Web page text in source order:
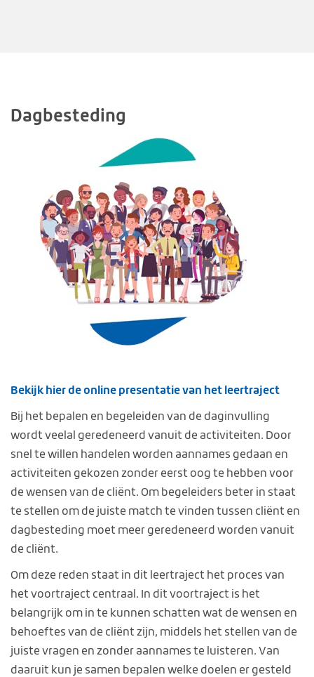
Dagbesteding
Bekijk hier de online presentatie van het leertraject
Bij het bepalen en begeleiden van de daginvulling
wordt veelal geredeneerd vanuit de activiteiten. Door
snel te willen handelen worden aannames gedaan en
activiteiten gekozen zonder eerst oog te hebben voor
de wensen van de cliënt. Om begeleiders beter in staat
te stellen om de juiste match te vinden tussen cliënt en
dagbesteding moet meer geredeneerd worden vanuit
de cliënt.
Om deze reden staat in dit leertraject het proces van
het voortraject centraal. In dit voortraject is het
belangrijk om in te kunnen schatten wat de wensen en
behoeftes van de cliënt zijn, middels het stellen van de
juiste vragen en zonder aannames te luisteren. Van
daaruit kun je samen bepalen welke doelen er gesteld